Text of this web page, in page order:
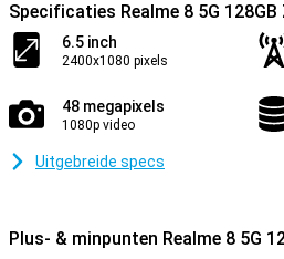
Specificaties Realme 8 5G
6.5 inch
2400x1080 pixels
48 megapixels
1080p video
Uitgebreide specs
Plus- & minpunten Realme 8 5G